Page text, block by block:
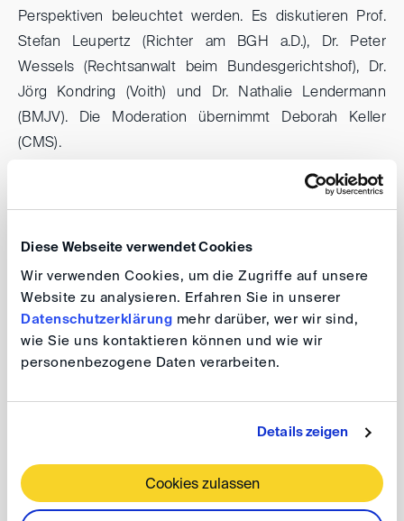
Diese Webseite verwendet Cookies
Wir verwenden Cookies, um die Zugriffe auf unsere
Website zu analysieren. Erfahren Sie in unserer
Datenschutzerklärung mehr darüber, wer wir sind,
wie Sie uns kontaktieren können und wie wir
personenbezogene Daten verarbeiten.
Details zeigen
Cookies zulassen
Perspektiven beleuchtet werden. Es diskutieren Prof.
Stefan Leupertz (Richter am BGH a.D.), Dr. Peter
Wessels (Rechtsanwalt beim Bundesgerichtshof), Dr.
Jörg Kondring (Voith) und Dr. Nathalie Lendermann
(BMJV). Die Moderation übernimmt Deborah Keller
(CMS).
Wir freuen uns auf eine praxisnahe Diskussion und
DIS Event Serie 2026 - online
AGB-Kontrolle im B2B-Verkehr: Was
funktioniert, was bremst? Praxis,
Rechtsprechung und Reform im Fokus
Datum: 9. Juli 2026, 13:00 - 14:00 Uhr
statt.